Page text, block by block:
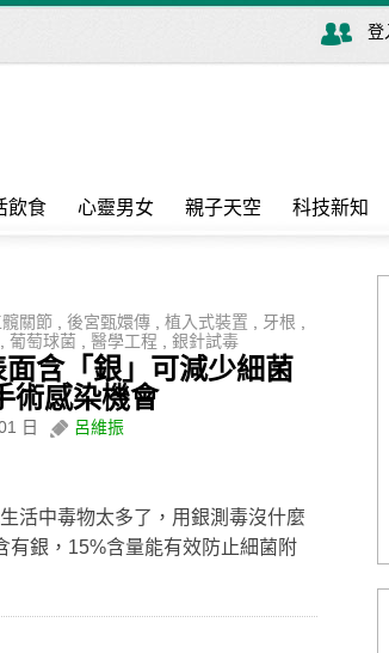
登
飲食 心靈男女 親子天空 科技新知
髖關節 後宮甄嬛傳 植入式裝置 牙根
, 葡萄球菌 , 醫學工程 , 銀針試毒
含「銀」可減少細菌
術感染機會
日 呂維振
活中毒物太多了，用銀測毒沒什麼
有銀，15%含量能有效防止細菌附